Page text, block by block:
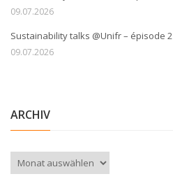
09.07.2026
Sustainability talks @Unifr – épisode 2
09.07.2026
ARCHIV
Archiv